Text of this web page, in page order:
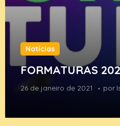
Notícias
FORMATURAS
26 de janeiro de 2021 por